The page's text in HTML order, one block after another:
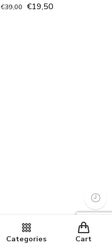
€39,00 €19,50
Categories Cart